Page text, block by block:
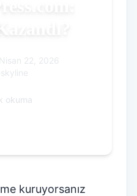
Nisan 22, 2026
okuma
kuruyorsanız